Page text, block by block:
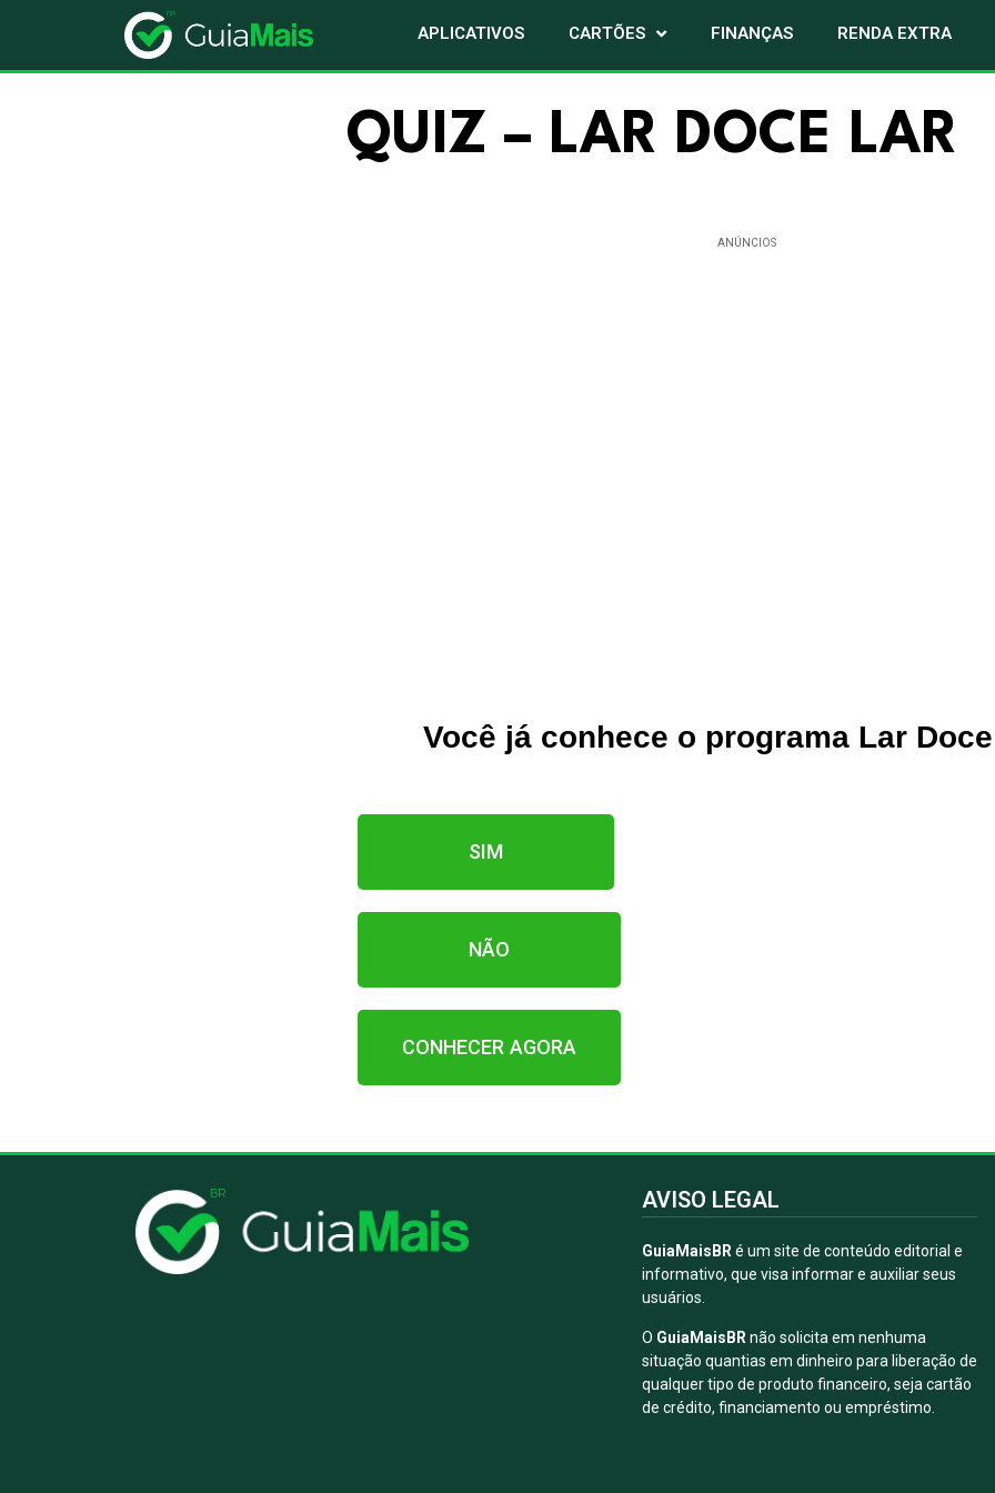
APLICATIVOS CARTÕES FINANÇAS RENDA EXTRA
QUIZ – LAR DOCE LAR
ANÚNCIOS
Você já conhece o programa Lar
SIM
NÃO
CONHECER AGORA
AVISO LEGAL
GuiaMaisBRé um site de conteúdo editorial e
informativo, que visa informar e auxiliar seus
usuários.
O GuiaMaisBR não solicita em nenhuma
situação quantias em dinheiro para liberação de
qualquer tipo de produto financeiro, seja cartão
de crédito, financiamento ou empréstimo.